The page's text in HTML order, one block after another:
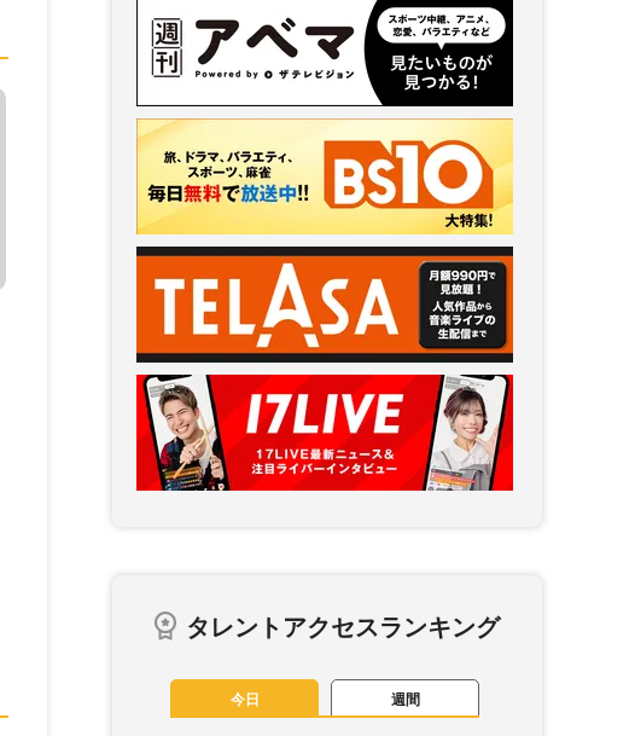
タレントアクセスランキング
今日 週間